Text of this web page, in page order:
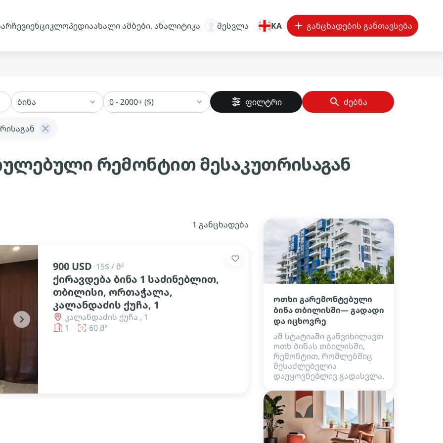
ენციკლოპედიაახალი ამბები, ანალიტიკა შესვლა KA განცხადების განთავსება
ბინა 0 - 2000+ ($) ფილტრი ძებნა
რემონტით მესაკუთრისაგან
1 განცხადება
chevron_right
900 USD 15$ / მ²
ქირავდება ბინა 1 საძინებლით,
თბილისი, ორთაჭალა,
კალანდაძის ქუჩა, 1
კალანდაძის ქუჩა , 1
1
60 მ²
ოთხი გარემონტებული
ბინა თბილისში— გადადი
და იცხოვრე
ამ სტატიაში განვიხილავთ
ოთხ ბინას თბილისში,
რემონტით, რომლებშიც
შესაძლებელია
დაუყოვნებლივ გადასვლა.